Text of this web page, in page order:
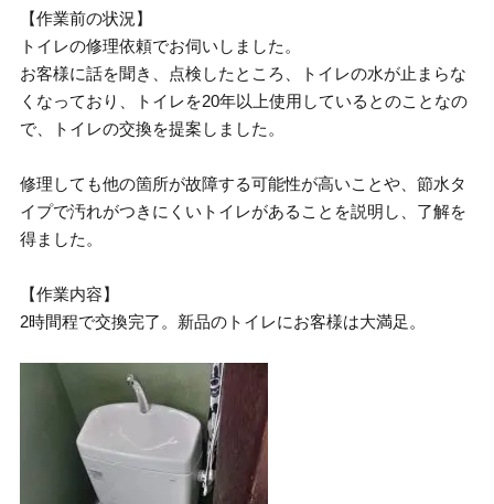
【作業前の状況】
トイレの修理依頼でお伺いしました。
お客様に話を聞き、点検したところ、トイレの水が止まらな
くなっており、トイレを20年以上使用しているとのことなの
で、トイレの交換を提案しました。
修理しても他の箇所が故障する可能性が高いことや、節水タ
イプで汚れがつきにくいトイレがあることを説明し、了解を
得ました。
【作業内容】
2時間程で交換完了。新品のトイレにお客様は大満足。